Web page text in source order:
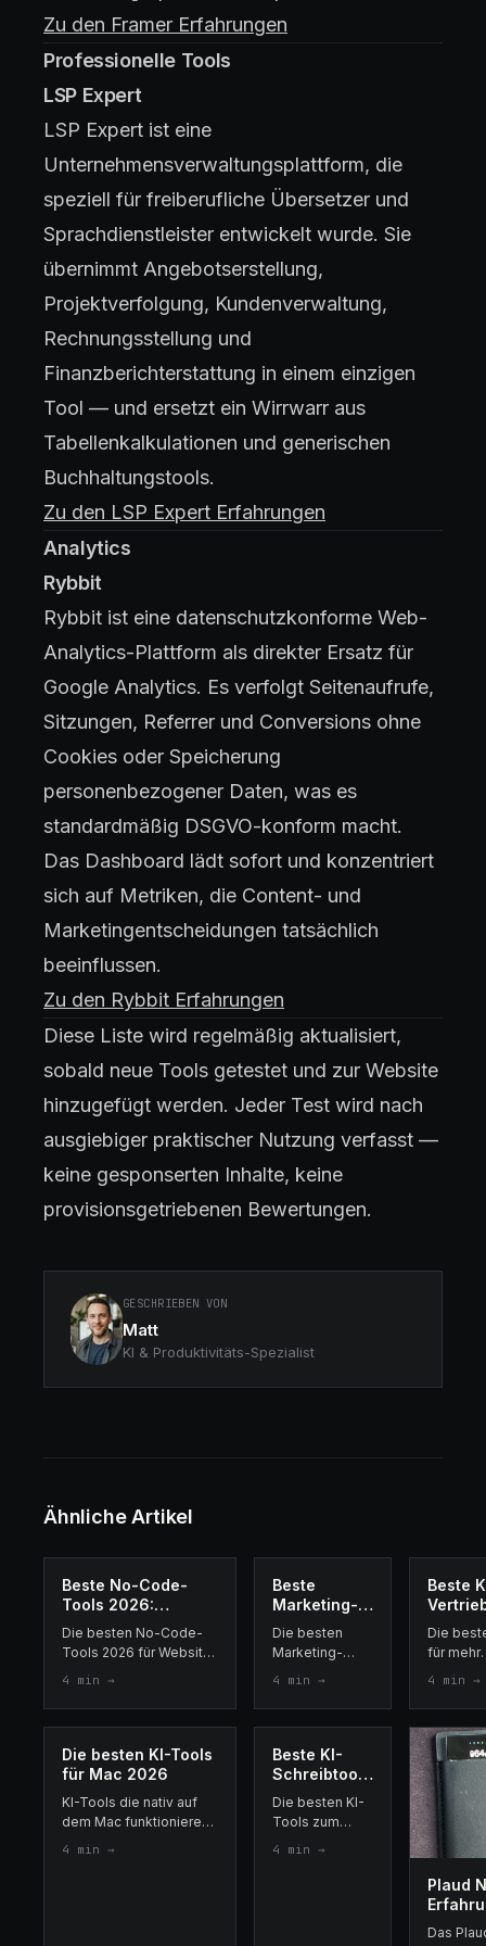
Zu den Framer Erfahrungen
Professionelle Tools
LSP Expert
LSP Expert ist eine
Unternehmensverwaltungsplattform, die
speziell für freiberufliche Übersetzer und
Sprachdienstleister entwickelt wurde. Sie
übernimmt Angebotserstellung,
Projektverfolgung, Kundenverwaltung,
Rechnungsstellung und
Finanzberichterstattung in einem einzigen
Tool — und ersetzt ein Wirrwarr aus
Tabellenkalkulationen und generischen
Buchhaltungstools.
Zu den LSP Expert Erfahrungen
Analytics
Rybbit
Rybbit ist eine datenschutzkonforme Web-
Analytics-Plattform als direkter Ersatz für
Google Analytics. Es verfolgt Seitenaufrufe,
Sitzungen, Referrer und Conversions ohne
Cookies oder Speicherung
personenbezogener Daten, was es
standardmäßig DSGVO-konform macht.
Das Dashboard lädt sofort und konzentriert
sich auf Metriken, die Content- und
Marketingentscheidungen tatsächlich
beeinflussen.
Zu den Rybbit Erfahrungen
Diese Liste wird regelmäßig aktualisiert,
sobald neue Tools getestet und zur Website
hinzugefügt werden. Jeder Test wird nach
ausgiebiger praktischer Nutzung verfasst —
keine gesponserten Inhalte, keine
provisionsgetriebenen Bewertungen.
GESCHRIEBEN VON
Matt
KI & Produktivitäts-Spezialist
Ähnliche Artikel
Beste No-Code-
Tools 2026:
Erstellen,
Automatisieren und
Verwalten ohne
Code
Die besten No-Code-
Tools 2026 für Website-
Erstellung,
Social-Media-Planung
und LinkedIn-
Automatisierung — ganz
ohne
4 min →
Beste
Marketing-
Tools für
Freelancer
2026
Die besten
Marketing-
Tools für
2026: Social-
Media-Planung,
LinkedIn-
Akquise, Cold-
Outreach,
Textbausteine
und KI-
4 min →
Beste
2026
Die
für mehr
Cold-
Closer
4 min →
Die besten KI-Tools
für Mac 2026
KI-Tools die nativ auf
dem Mac funktionieren:
Spracheingabe,
4 min →
Beste KI-
Schreibtools
2026:
Getestet und
bewertet
Die besten KI-
Tools zum
schnelleren
4 min →
Plaud
2026:
Das